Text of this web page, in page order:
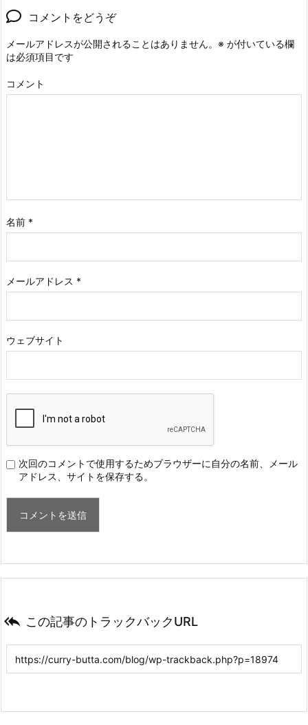
コメントをどうぞ
メールアドレスが公開されることはありません。 ※ が付いている欄
は必須項目です
コメント
名前 *
メールアドレス *
ウェブサイト
次回のコメントで使用するためブラウザーに自分の名前、メール
アドレス、サイトを保存する。
 この記事のトラックバックURL